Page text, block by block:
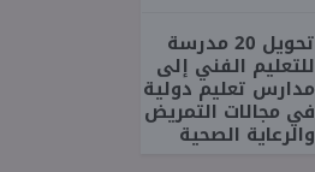
تحويل 20 مدرسة
للتعليم الفني إلى
مدارس تعليم دولية
في مجالات التمريض
والرعاية الصحية